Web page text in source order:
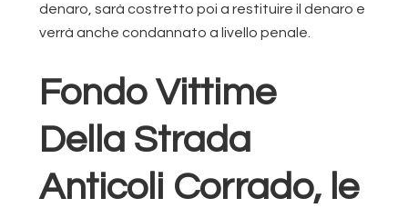
denaro, sarà costretto poi a restituire il denaro e
verrà anche condannato a livello penale.
Fondo Vittime
Della Strada
Anticoli Corrado, le